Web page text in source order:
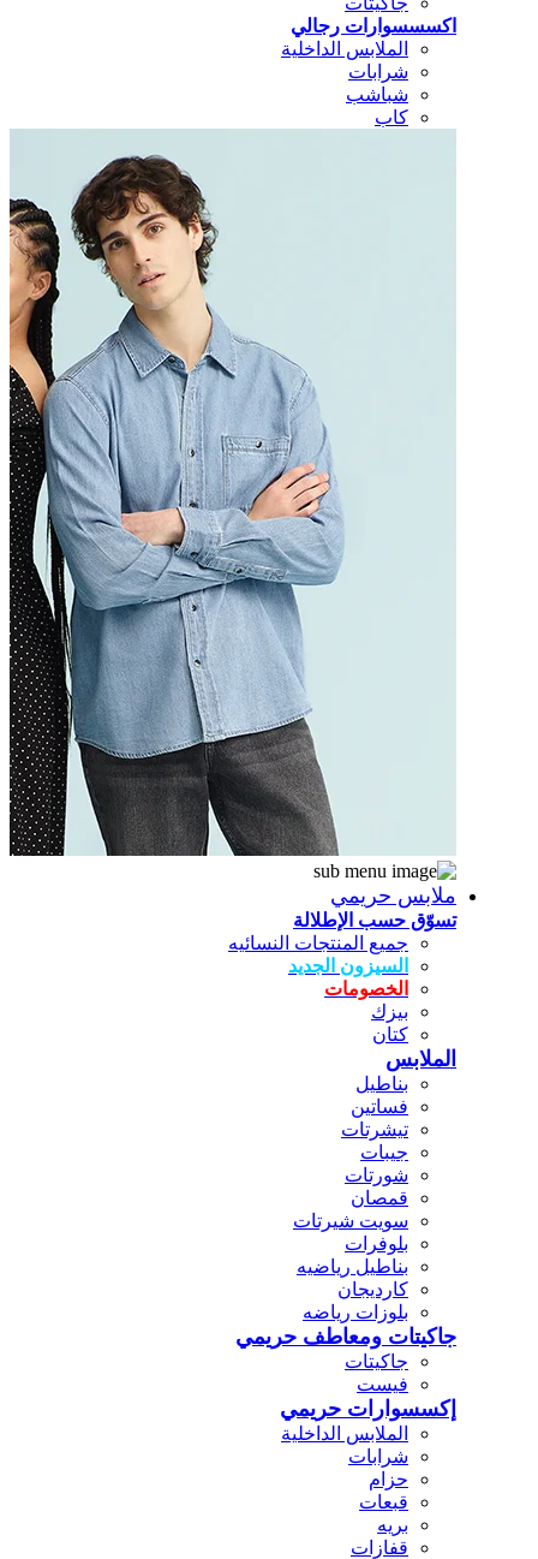
اكسسسوارات رجالي
الملابس الداخلية
شرابات
شباشب
كاب
ملابس حريمي
تسوّق حسب الإطلالة
جميع المنتجات النسائيه
السيزون الجديد
الخصومات
بيزك
كتان
الملابس
بناطيل
فساتين
تيشرتات
جيبات
شورتات
قمصان
سويت شيرتات
بلوفرات
بناطيل رياضيه
كارديجان
بلوزات رياضه
جاكيتات ومعاطف حريمي
جاكيتات
فيست
إكسسوارات حريمي
الملابس الداخلية
شرابات
حزام
قبعات
بريه
قفازات